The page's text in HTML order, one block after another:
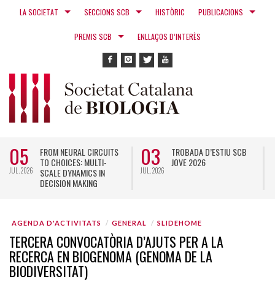
LA SOCIETAT SECCIONS SCB HISTÒRIC PUBLICACIONS
PREMIS SCB ENLLAÇOS D’INTERÈS
05
JUL. 2026
FROM NEURAL CIRCUITS
TO CHOICES: MULTI-
SCALE DYNAMICS IN
DECISION MAKING
03
JUL. 2026
TROBADA D’ESTIU SCB
JOVE 2026
AGENDA D'ACTIVITATS GENERAL SLIDEHOME
TERCERA CONVOCATÒRIA D’AJUTS PER A LA
RECERCA EN BIOGENOMA (GENOMA DE LA
BIODIVERSITAT)